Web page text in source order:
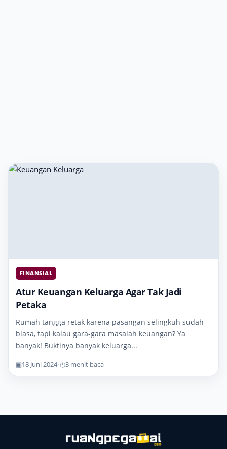
FINANSIAL
Atur Keuangan Keluarga Agar Tak Jadi
Petaka
Rumah tangga retak karena pasangan selingkuh sudah
biasa, tapi kalau gara-gara masalah keuangan? Ya
banyak! Buktinya banyak keluarga...
▣18 Juni 2024•◷3 menit baca